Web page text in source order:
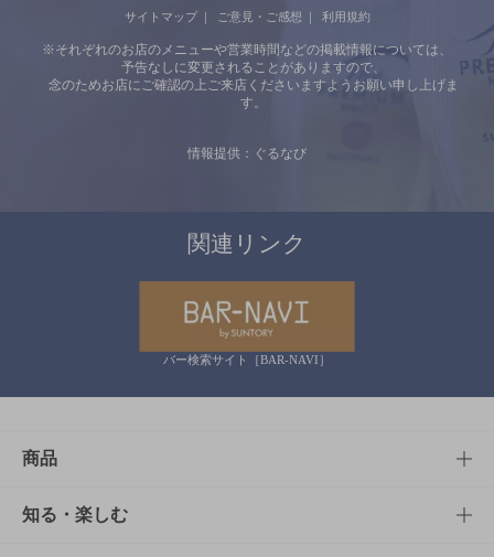
サイトマップ ご意見・ご感想 利用規約
※それぞれのお店のメニューや営業時間などの掲載情報については、
予告なしに変更されることがありますので、
念のためお店にご確認の上ご来店くださいますようお願い申し上げま
す。
情報提供：ぐるなび
関連リンク
バー検索サイト［BAR-NAVI］
商品
商品TOP
知る・楽しむ